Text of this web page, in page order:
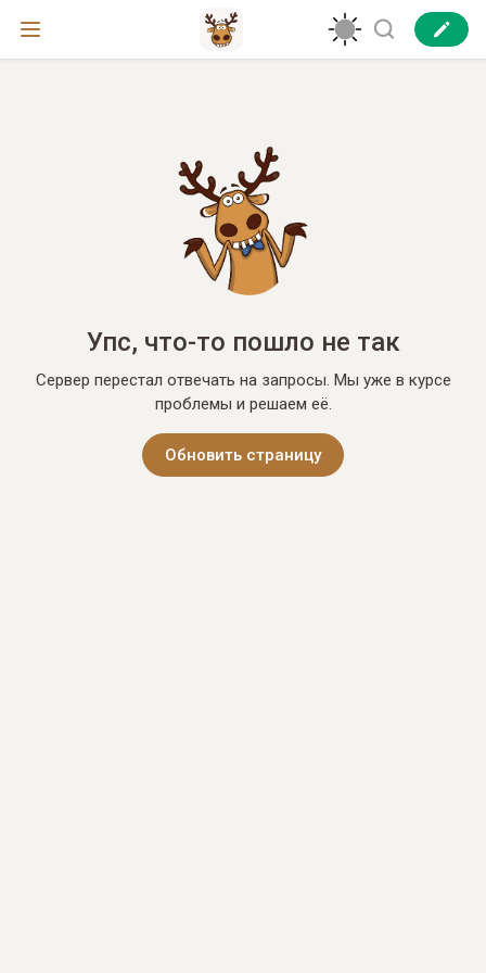
Упс, что-то пошло не так
Сервер перестал отвечать на запросы. Мы уже в курсе
проблемы и решаем её.
Обновить страницу